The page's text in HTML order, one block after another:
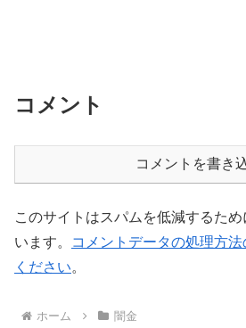
コメント
コメントを書き
このサイトはスパムを低減するた
います。
コメントデータの処理方
ください。
ホーム 闇金